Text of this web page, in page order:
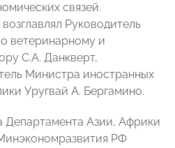
связей.
Руководитель
ветеринарному и
С.А. Данкверт,
Министра иностранных
Уругвай А. Бергамино.
Департамента Азии, Африки
РФ